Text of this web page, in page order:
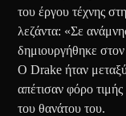
του έργου τέχνης
λεζάντα: «Σε
δημιουργήθηκε
Ο Drake ήταν
απέτισαν φόρο
του θανάτου του.